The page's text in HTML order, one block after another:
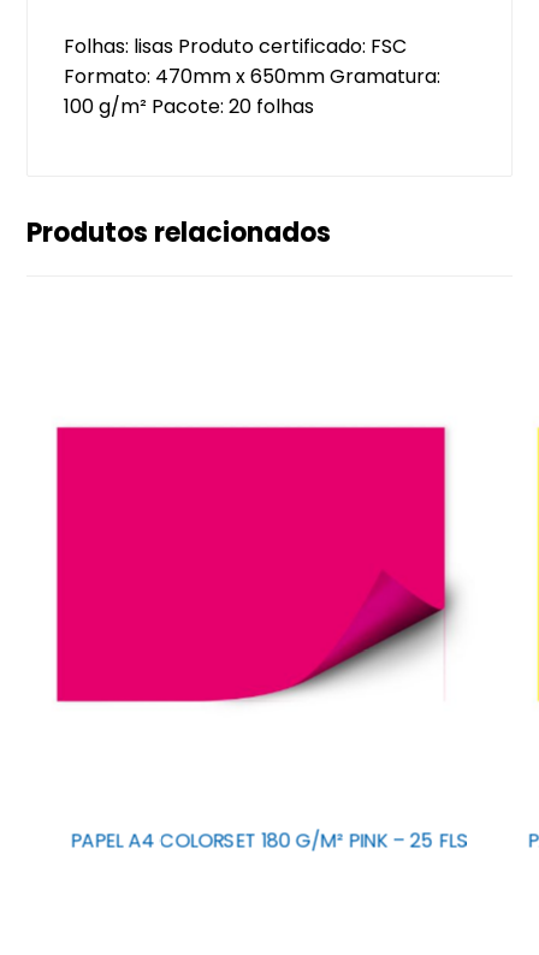
Folhas: lisas Produto certificado: FSC
Formato: 470mm x 650mm Gramatura:
100 g/m² Pacote: 20 folhas
Produtos relacionados
PAPEL A4 COLORSET 180 G/M² PINK – 25 FLS